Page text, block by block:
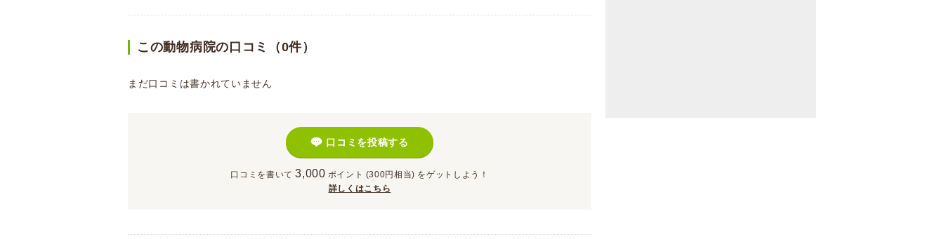
この動物病院の口コミ（0件）
まだ口コミは書かれていません
口コミを投稿する
口コミを書いて 3,000 ポイント (300円相当) をゲットしよう！
詳しくはこちら